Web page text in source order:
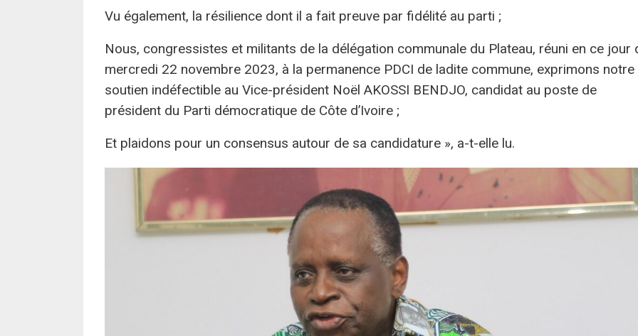
Vu également, la résilience dont il a fait preuve par fidélité au parti ;
Nous, congressistes et militants de la délégation communale du Plateau, réuni en ce jour
mercredi 22 novembre 2023, à la permanence PDCI de ladite commune, exprimons notre
soutien indéfectible au Vice-président Noël AKOSSI BENDJO, candidat au poste de
président du Parti démocratique de Côte d’Ivoire ;
Et plaidons pour un consensus autour de sa candidature », a-t-elle lu.